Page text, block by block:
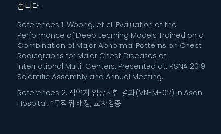
줍니다.
References 1. Woong, et al. Evaluation of the
Performance of Deep Learning Models Trained on a
Combination of Major Abnormal Patterns on Chest
Radiographs for Major Chest Diseases at
International Multi-Centers. Presented at: RSNA 2019
Scientific Assembly and Annual Meeting.
References 2. 식약처 임상시험 결과(VN-M-02) in Asan
Hospital, *무작위 배정, 교차검증